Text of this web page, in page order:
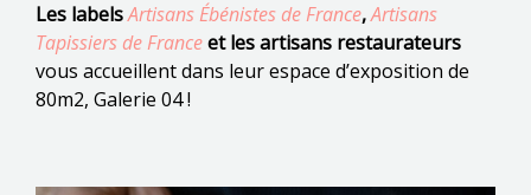
Les labelsArtisans Ébénistes de France,Artisans
Tapissiers de Franceet les artisans restaurateurs
vous accueillent dans leur espace d’exposition de
80m2, Galerie 04 !